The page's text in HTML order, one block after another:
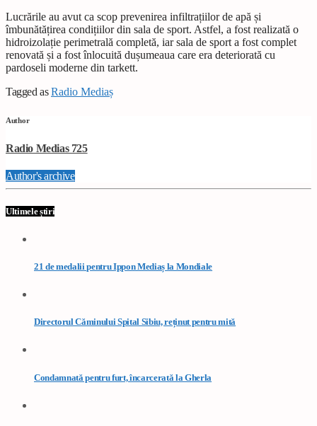
Lucrările au avut ca scop prevenirea infiltrațiilor de apă și
îmbunătățirea condițiilor din sala de sport. Astfel, a fost realizată o
hidroizolație perimetrală completă, iar sala de sport a fost complet
renovată și a fost înlocuită dușumeaua care era deteriorată cu
pardoseli moderne din tarkett.
Tagged asRadio Mediaș
Author
Radio Medias 725
Author's archive
Ultimele știri
21 de medalii pentru Ippon Mediaș la Mondiale
Directorul Căminului Spital Sibiu, reținut pentru mită
Condamnată pentru furt, încarcerată la Gherla